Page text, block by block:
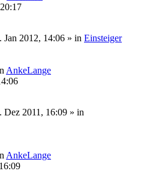
Jan 2012, 14:06 » in Einsteiger
AnkeLange
Dez 2011, 16:09 » in
AnkeLange